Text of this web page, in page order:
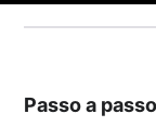
Passo a passo